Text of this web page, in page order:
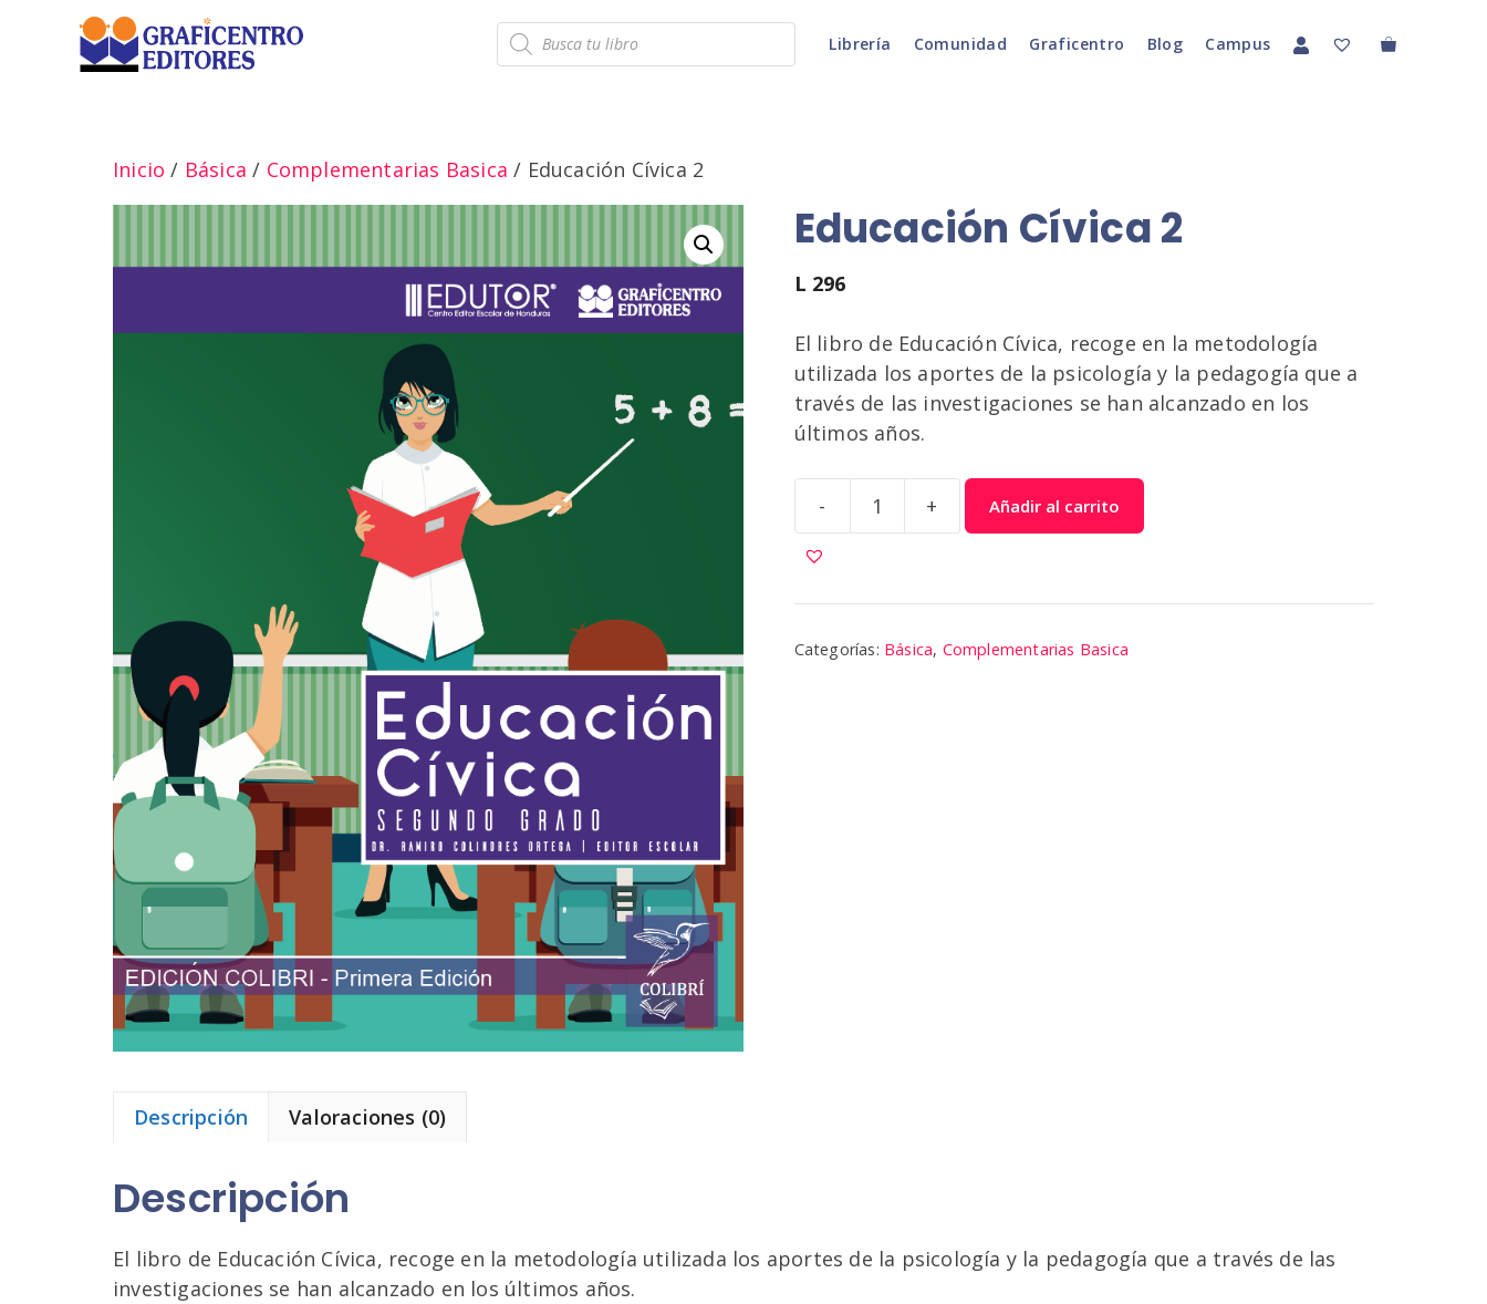
contenido
Búsqueda
de
productos
Librería Comunidad Graficentro Blog Campus
Inicio / Básica / Complementarias Basica / Educación Cívica 2
Educación Cívica 2
L 296
El libro de Educación Cívica, recoge en la metodología
utilizada los aportes de la psicología y la pedagogía que a
través de las investigaciones se han alcanzado en los
últimos años.
-
Educación
Cívica
cantidad
+ Añadir al carrito
Categorías: Básica, Complementarias Basica
Descripción Valoraciones (0)
Descripción
El libro de Educación Cívica, recoge en la metodología utilizada los aportes de la psicología y la pedagogía que a través de las
investigaciones se han alcanzado en los últimos años.